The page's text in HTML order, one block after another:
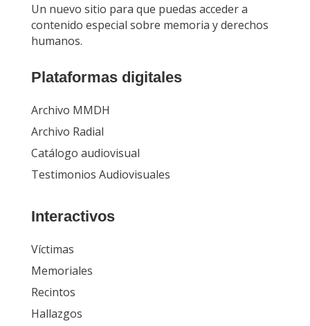
Un nuevo sitio para que puedas acceder a
contenido especial sobre memoria y derechos
humanos.
Plataformas digitales
Archivo MMDH
Archivo Radial
Catálogo audiovisual
Testimonios Audiovisuales
Interactivos
Víctimas
Memoriales
Recintos
Hallazgos